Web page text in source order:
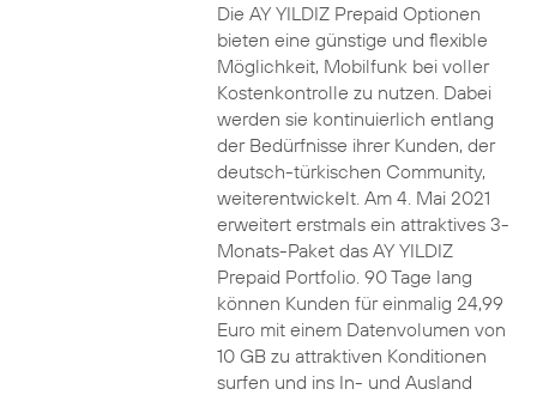
Die AY YILDIZ Prepaid Optionen
bieten eine günstige und flexible
Möglichkeit, Mobilfunk bei voller
Kostenkontrolle zu nutzen. Dabei
werden sie kontinuierlich entlang
der Bedürfnisse ihrer Kunden, der
deutsch-türkischen Community,
weiterentwickelt. Am 4. Mai 2021
erweitert erstmals ein attraktives 3-
Monats-Paket das AY YILDIZ
Prepaid Portfolio. 90 Tage lang
können Kunden für einmalig 24,99
Euro mit einem Datenvolumen von
10 GB zu attraktiven Konditionen
surfen und ins In- und Ausland